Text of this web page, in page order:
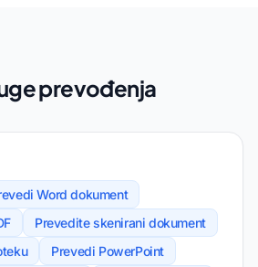
prevođenja
Word dokument
Prevedite skenirani dokument
Prevedi PowerPoint